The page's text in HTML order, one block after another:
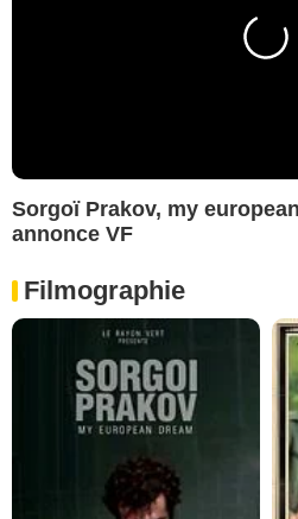
Sorgoï Prakov, my
annonce VF
Filmographie